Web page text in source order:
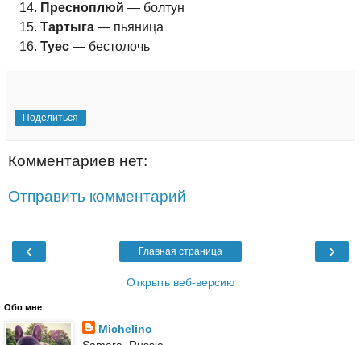
Пресноплюй — болтун
Тартыга — пьяница
Туес — бестолочь
Поделиться
Комментариев нет:
Отправить комментарий
‹ ›
Главная страница
Открыть веб-версию
Обо мне
Michelino